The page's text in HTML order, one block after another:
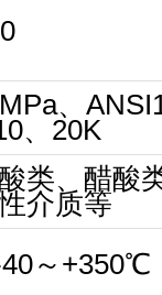
、
、20K
类、醋酸
介质等
～+350℃